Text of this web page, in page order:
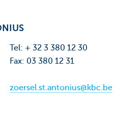
Tel: + 32 3 380 12 30
Fax: 03 380 12 31
zoersel.st.antonius@kbc.be